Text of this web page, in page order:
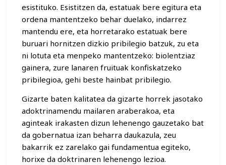
esistituko. Esistitzen da, estatuak bere egitura eta
ordena mantentzeko behar duelako, indarrez
mantendu ere, eta horretarako estatuak bere
buruari hornitzen dizkio pribilegio batzuk, zu eta
ni lotuta eta menpeko mantentzeko: biolentziaz
gainera, zure lanaren fruituak konfiskatzeko
pribilegioa, gehi beste hainbat pribilegio.
Gizarte baten kalitatea da gizarte horrek jasotako
adoktrinamendu mailaren araberakoa, eta
aginteak irakasten dizun lehenengo gauzetako bat
da gobernatua izan beharra daukazula, zeu
bakarrik ez zarelako gai fundamentua egiteko,
horixe da doktrinaren lehenengo lezioa.